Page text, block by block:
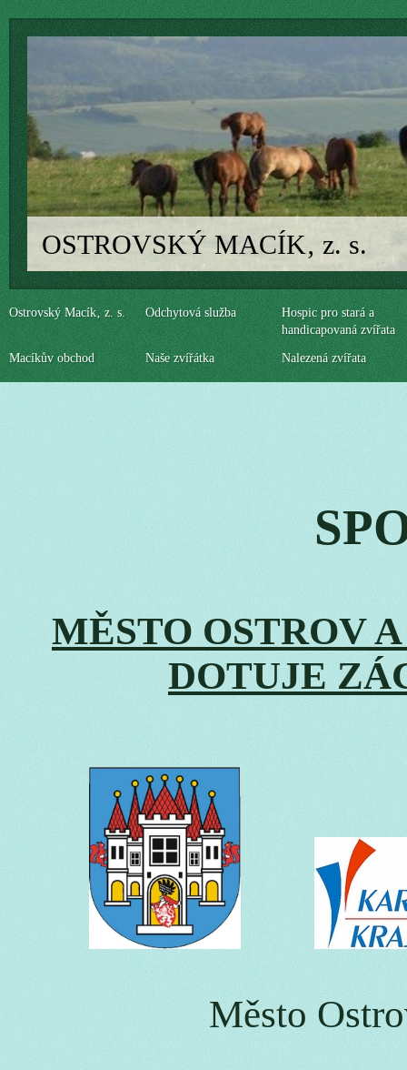
OSTROVSKÝ MACÍK‚ z. s.
Ostrovský Macík‚ z. s. Odchytová služba
Hospic pro stará a
handicapovaná zvířata
Macíkův obchod Naše zvířátka Nalezená zvířata
MĚSTO OSTROV
DOTUJE
Město